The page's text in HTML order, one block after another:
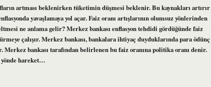
artması beklenirken tüketimin düşmesi beklenir. Bu kaynakları artırır
yavaşlamaya yol açar. Faiz oranı artışlarının olumsuz yönlerinden
ne anlama gelir? Merkez bankası enflasyon tehdidi gördüğünde faiz
çalışır. Merkez bankası, bankalara ihtiyaç duyduklarında para ödünç
bankası tarafından belirlenen bu faiz oranına politika oranı denir.
yönde hareket…